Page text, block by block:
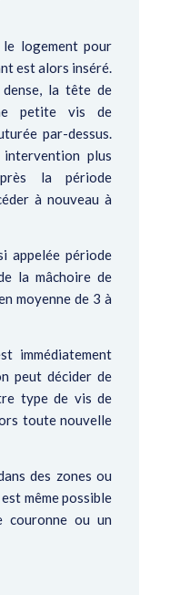
le logement pour
est alors inséré.
la tête de
petite vis de
par-dessus.
intervention plus
la période
à nouveau à
appelée période
la mâchoire de
moyenne de 3 à
immédiatement
peut décider de
type de vis de
toute nouvelle
des zones ou
même possible
ou un